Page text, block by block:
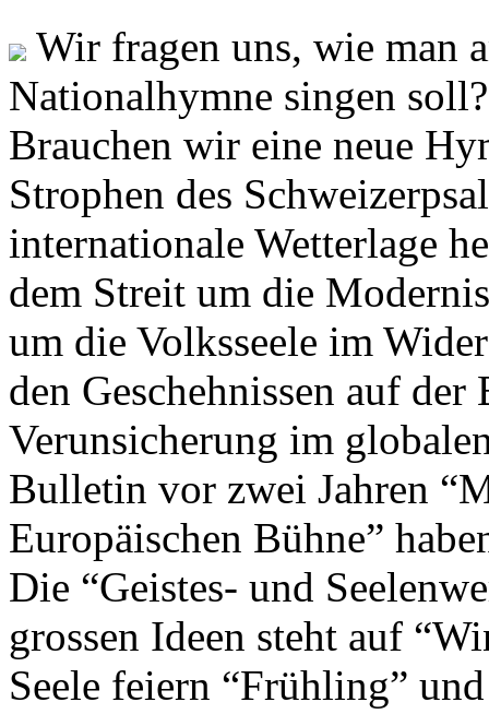
Wir fragen uns, wie man
Nationalhymne singen
Brauchen wir eine neue
Strophen des
internationale Wetterlage
dem Streit um die
um die Volksseele im
den Geschehnissen auf
Verunsicherung im
Bulletin vor zwei Jahren
Europäischen Bühne”
Die “Geistes- und
grossen Ideen steht auf
Seele feiern “Frühling”